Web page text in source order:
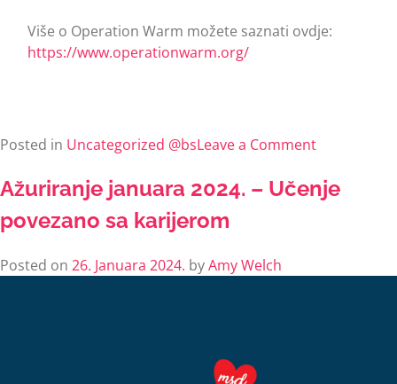
Više o Operation Warm možete saznati ovdje:
https://www.operationwarm.org/
Posted in Uncategorized @bsLeave a Comment
Ažuriranje januara 2024. – Učenje
povezano sa karijerom
Posted on 26. Januara 2024. byAmy Welch